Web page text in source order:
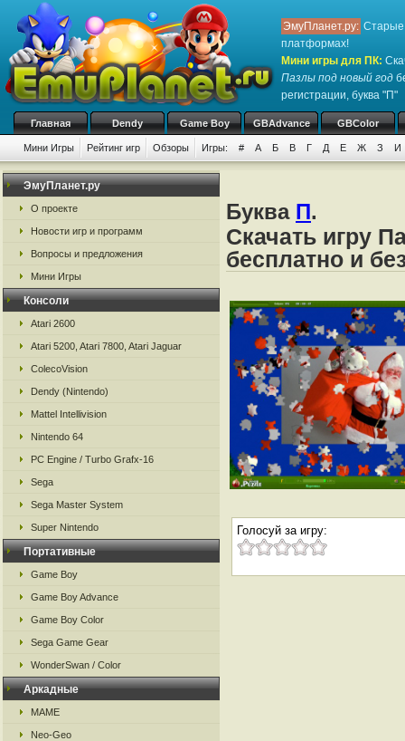
ЭмуПланет.ру: Старые
платформах!
Мини игры для ПК:
Пазлы под новый год
регистрации, буква "П"
Главная Dendy Game Boy GBAdvance GBColor
Мини Игры Рейтинг игр Обзоры Игры: # А Б В Г Д Е Ж З И
ЭмуПланет.ру
О проекте
Новости игр и программ
Вопросы и предложения
Мини Игры
Консоли
Atari 2600
Atari 5200, Atari 7800, Atari Jaguar
ColecoVision
Dendy (Nintendo)
Mattel Intellivision
Nintendo 64
PC Engine / Turbo Grafx-16
Sega
Sega Master System
Super Nintendo
Портативные
Game Boy
Game Boy Advance
Game Boy Color
Sega Game Gear
WonderSwan / Color
Аркадные
MAME
Neo-Geo
Буква П.
Скачать игру
бесплатно и
Голосуй за игру: